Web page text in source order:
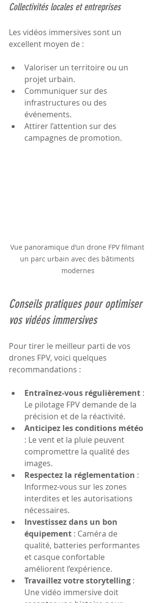
Collectivités locales et entreprises
Les vidéos immersives sont un
excellent moyen de :
Valoriser un territoire ou un
projet urbain.
Communiquer sur des
infrastructures ou des
événements.
Attirer l’attention sur des
campagnes de promotion.
Vue panoramique d’un drone FPV filmant
un parc urbain avec des bâtiments
modernes
Conseils pratiques pour optimiser
vos vidéos immersives
Pour tirer le meilleur parti de vos
drones FPV, voici quelques
recommandations :
Entraînez-vous régulièrement :
Le pilotage FPV demande de la
précision et de la réactivité.
Anticipez les conditions météo
: Le vent et la pluie peuvent
compromettre la qualité des
images.
Respectez la réglementation :
Informez-vous sur les zones
interdites et les autorisations
nécessaires.
Investissez dans un bon
équipement : Caméra de
qualité, batteries performantes
et casque confortable
améliorent l’expérience.
Travaillez votre storytelling :
Une vidéo immersive doit